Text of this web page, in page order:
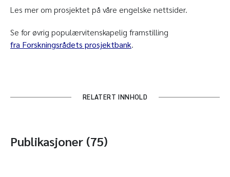
Les mer om prosjektet på våre engelske nettsider.
Se for øvrig populærvitenskapelig framstilling
fra Forskningsrådets prosjektbank.
RELATERT INNHOLD
Publikasjoner (75)